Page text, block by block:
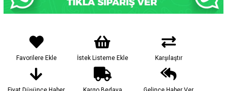
Favorilere Ekle İstek Listeme Ekle Karşılaştır